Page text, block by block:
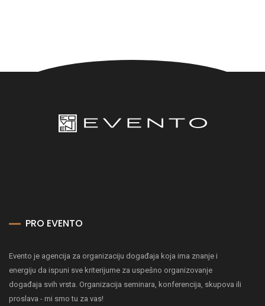
PRO EVENTO
Evento je agencija za organizaciju događaja koja ima znanje i
energiju da ispuni sve kriterijume za uspešno organizovanje
događaja svih vrsta. Organizacija seminara, konferencija, skupova ili
proslava - mi smo tu za vas!